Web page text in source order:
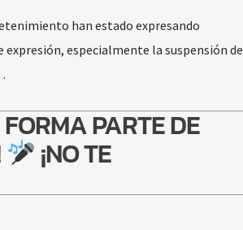
han estado expresando
especialmente la suspensión de
PARTE DE
¡NO TE